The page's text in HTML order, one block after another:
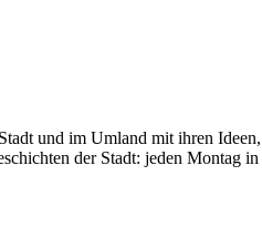
und im Umland mit ihren
der Stadt: jeden Montag